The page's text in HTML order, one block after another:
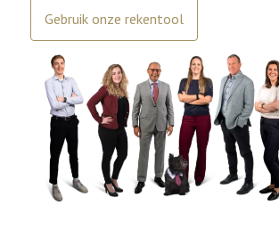
Gebruik onze rekentool